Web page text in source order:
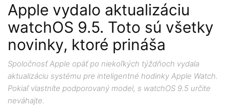
Apple vydalo aktualizáciu
watchOS 9.5. Toto sú všetky
novinky, ktoré prináša
Spoločnosť Apple opäť po niekoľkých týždňoch vydala
aktualizáciu systému pre inteligentné hodinky Apple Watch.
Pokiaľ vlastníte podporovaný model, s watchOS 9.5 určite
neváhajte.